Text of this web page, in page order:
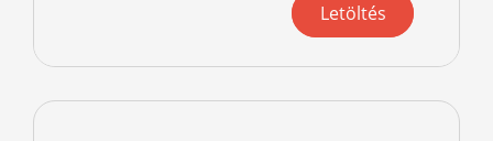
Letöltés